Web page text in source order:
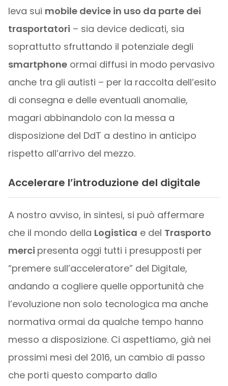
leva sui mobile device in uso da parte dei
trasportatori – sia device dedicati, sia
soprattutto sfruttando il potenziale degli
smartphoneormai diffusi in modo pervasivo
anche tra gli autisti – per la raccolta dell’esito
di consegna e delle eventuali anomalie,
magari abbinandolo con la messa a
disposizione del DdT a destino in anticipo
rispetto all’arrivo del mezzo.
Accelerare l’introduzione del digitale
A nostro avviso, in sintesi, si può affermare
che il mondo della Logistica e del Trasporto
merci presenta oggi tutti i presupposti per
“premere sull’acceleratore” del Digitale,
andando a cogliere quelle opportunità che
l’evoluzione non solo tecnologica ma anche
normativa ormai da qualche tempo hanno
messo a disposizione. Ci aspettiamo, già nei
prossimi mesi del 2016, un cambio di passo
che porti questo comparto dallo